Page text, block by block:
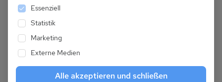
Es folgt eine Liste der Service-Gruppen, für die
Essenziell
Statistik
Marketing
Externe Medien
Alle akzeptieren und schließen